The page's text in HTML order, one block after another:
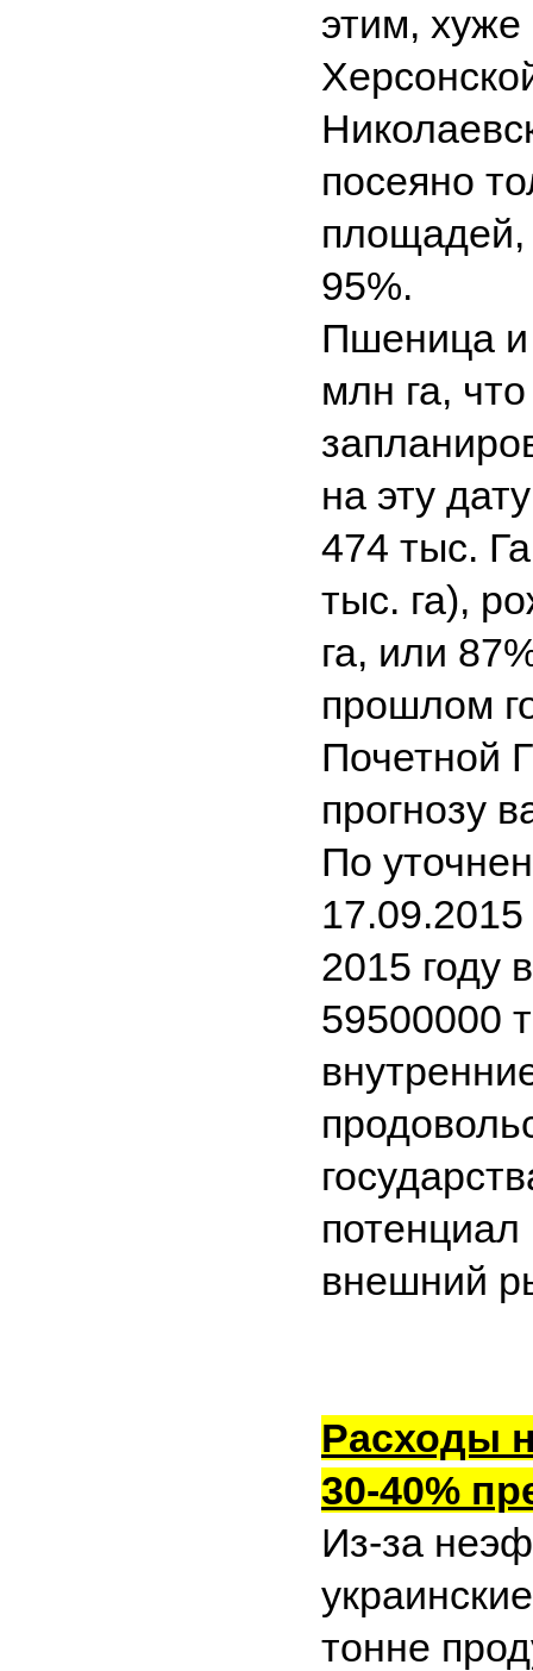
этим,
посеяно
площадей,
95%.
Пшеница и
млн га,
на эту
474 тыс.
тыс. га),
га, или
прошлом
Почетной
прогнозу
По
2015 году
59500000
потенциал
внешний
Расходы
30-40%
Из-за
тонне